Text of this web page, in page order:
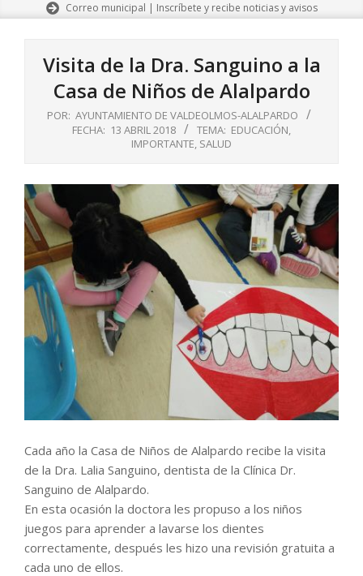
Correo municipal | Inscríbete y recibe noticias y avisos
Visita de la Dra. Sanguino a la
Casa de Niños de Alalpardo
POR: AYUNTAMIENTO DE VALDEOLMOS-ALALPARDO
FECHA: 13 ABRIL 2018 TEMA: EDUCACIÓN,
IMPORTANTE, SALUD
Cada año la Casa de Niños de Alalpardo recibe la visita
de la Dra. Lalia Sanguino, dentista de la Clínica Dr.
Sanguino de Alalpardo.
En esta ocasión la doctora les propuso a los niños
juegos para aprender a lavarse los dientes
correctamente, después les hizo una revisión gratuita a
cada uno de ellos.